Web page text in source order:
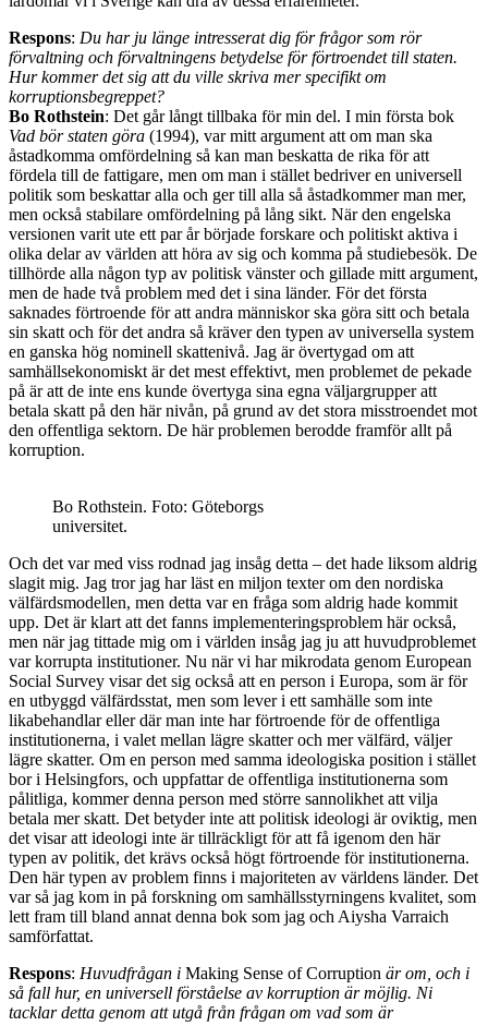
Respons: Du har ju länge intresserat dig för frågor som rör
förvaltning och förvaltningens betydelse för förtroendet till staten.
Hur kommer det sig att du ville skriva mer specifikt om
korruptionsbegreppet?
Bo Rothstein: Det går långt tillbaka för min del. I min första bok
Vad bör staten göra (1994), var mitt argument att om man ska
åstadkomma omfördelning så kan man beskatta de rika för att
fördela till de fattigare, men om man i stället bedriver en universell
politik som beskattar alla och ger till alla så åstadkommer man mer,
men också stabilare omfördelning på lång sikt. När den engelska
versionen varit ute ett par år började forskare och politiskt aktiva i
olika delar av världen att höra av sig och komma på studiebesök. De
tillhörde alla någon typ av politisk vänster och gillade mitt argument,
men de hade två problem med det i sina länder. För det första
saknades förtroende för att andra människor ska göra sitt och betala
sin skatt och för det andra så kräver den typen av universella system
en ganska hög nominell skattenivå. Jag är övertygad om att
samhällsekonomiskt är det mest effektivt, men problemet de pekade
på är att de inte ens kunde övertyga sina egna väljargrupper att
betala skatt på den här nivån, på grund av det stora misstroendet mot
den offentliga sektorn. De här problemen berodde framför allt på
korruption.
Bo Rothstein. Foto: Göteborgs
universitet.
Och det var med viss rodnad jag insåg detta – det hade liksom aldrig
slagit mig. Jag tror jag har läst en miljon texter om den nordiska
välfärdsmodellen, men detta var en fråga som aldrig hade kommit
upp. Det är klart att det fanns implementeringsproblem här också,
men när jag tittade mig om i världen insåg jag ju att huvudproblemet
var korrupta institutioner. Nu när vi har mikrodata genom European
Social Survey visar det sig också att en person i Europa, som är för
en utbyggd välfärdsstat, men som lever i ett samhälle som inte
likabehandlar eller där man inte har förtroende för de offentliga
institutionerna, i valet mellan lägre skatter och mer välfärd, väljer
lägre skatter. Om en person med samma ideologiska position i stället
bor i Helsingfors, och uppfattar de offentliga institutionerna som
pålitliga, kommer denna person med större sannolikhet att vilja
betala mer skatt. Det betyder inte att politisk ideologi är oviktig, men
det visar att ideologi inte är tillräckligt för att få igenom den här
typen av politik, det krävs också högt förtroende för institutionerna.
Den här typen av problem finns i majoriteten av världens länder. Det
var så jag kom in på forskning om samhällsstyrningens kvalitet, som
lett fram till bland annat denna bok som jag och Aiysha Varraich
samförfattat.
Respons: Huvudfrågan i Making Sense of Corruption är om, och i
så fall hur, en universell förståelse av korruption är möjlig. Ni
tacklar detta genom att utgå från frågan om vad som är